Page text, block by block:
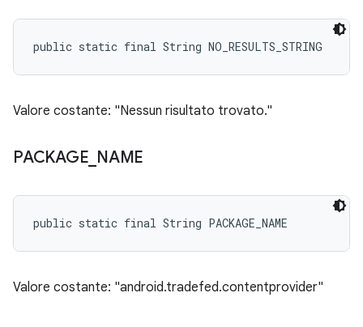
public static final String NO_RESULTS_STRING
Valore costante: "Nessun risultato trovato."
PACKAGE NAME
public static final String PACKAGE_NAME
Valore costante: "android.tradefed.contentprovider"